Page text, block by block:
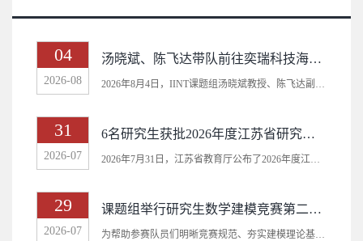
04
2026-08
汤晓斌、陈飞达带队前往奕瑞科技海宁生产基地参观交流
2026年8月4日，IINT课题组汤晓斌教授、陈飞达副教授带队，组织课题组师生前往嘉兴市海...
31
2026-07
6名研究生获批2026年度江苏省研究生科研实践创新计划项目
2026年7月31日，江苏省教育厅公布了2026年度江苏省研究生科研实践创新计划拟立项项目...
29
2026-07
课题组举行研究生数学建模竞赛第二次培训会
为帮助参赛队员们明晰竞赛规范、夯实建模理论基础、补齐备赛短板，全面提升参赛综合能...